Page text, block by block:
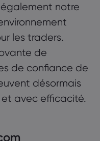
notre
les traders.
de
de confiance de
désormais
avec efficacité.